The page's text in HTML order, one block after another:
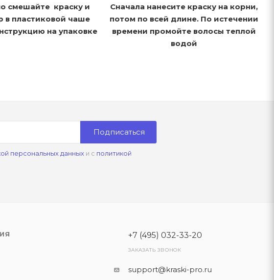
смешайте краску и
в пластиковой чаше
на упаковке
Сначала нанесите краску на корни,
потом по всей длине. По истечении
времени промойте волосы теплой
водой
Подписаться
персональных данныхи с политикой
+7 (495) 032-33-20
ЗАКАЗАТЬ ЗВОНОК
support@kraski-pro.ru